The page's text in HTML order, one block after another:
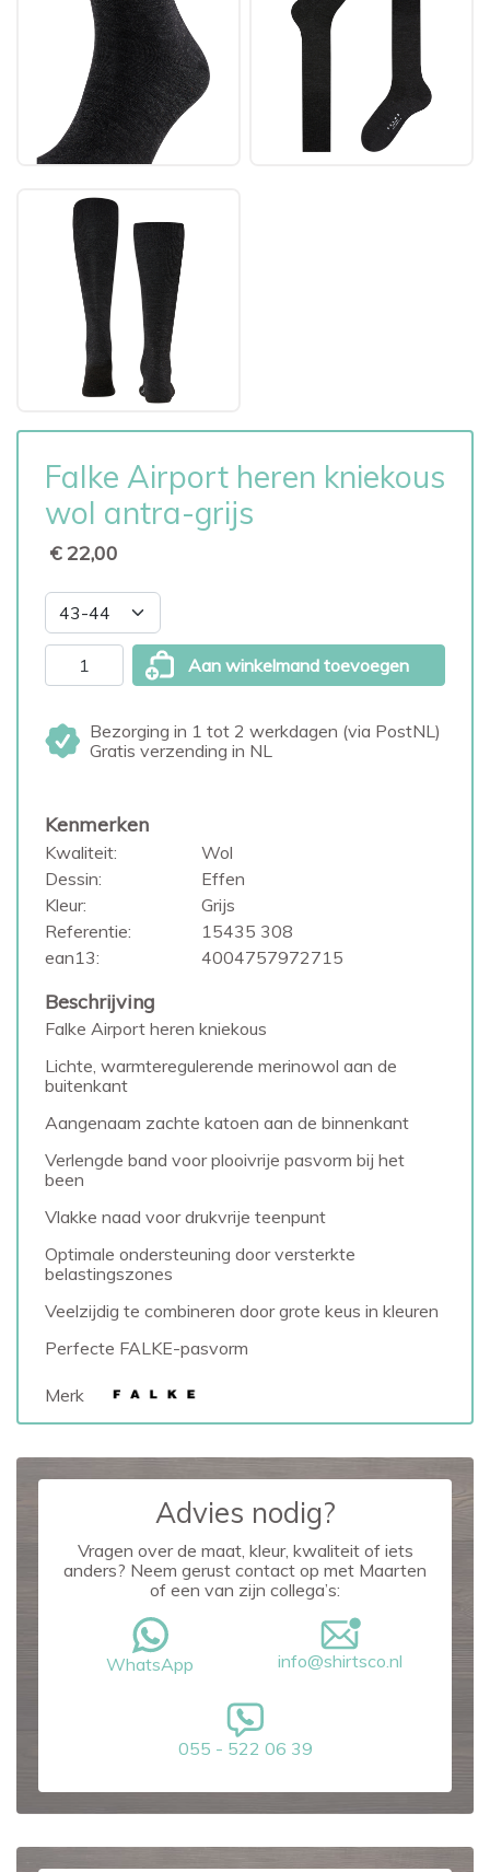
Falke Airport heren kniekous
wol antra-grijs
€ 22,00
Aan winkelmand toevoegen
Bezorging in 1 tot 2 werkdagen (via PostNL)
Gratis verzending in NL
Kenmerken
Kwaliteit:
Wol
Dessin:
Effen
Kleur:
Grijs
Referentie:
15435 308
ean13:
4004757972715
Beschrijving
Falke Airport heren kniekous
Lichte, warmteregulerende merinowol aan de
buitenkant
Aangenaam zachte katoen aan de binnenkant
Verlengde band voor plooivrije pasvorm bij het
been
Vlakke naad voor drukvrije teenpunt
Optimale ondersteuning door versterkte
belastingszones
Veelzijdig te combineren door grote keus in kleuren
Perfecte FALKE-pasvorm
Merk
Advies nodig?
Vragen over de maat, kleur, kwaliteit of iets
anders? Neem gerust contact op met Maarten
of een van zijn collega’s:
WhatsApp info@shirtsco.nl
055 - 522 06 39